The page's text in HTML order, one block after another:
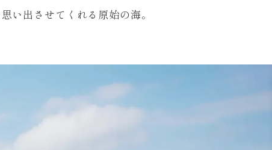
思い出させてくれる原始の海。